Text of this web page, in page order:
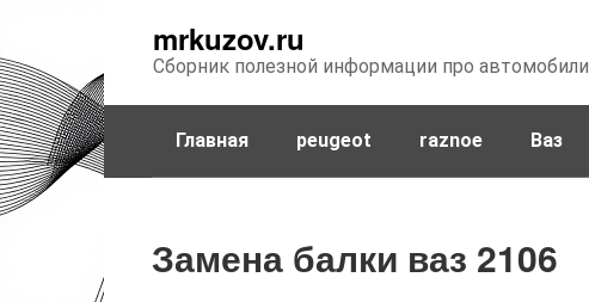
контенту
mrkuzov.ru
Сборник полезной информации про автомобили
Главная peugeot raznoe Ваз
Замена балки ваз 2106